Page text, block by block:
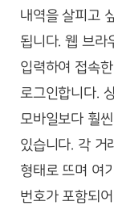
내역을 살피고
됩니다. 웹 브
입력하여 접속
로그인합니다.
모바일보다 훨
있습니다. 각 거
형태로 뜨며 여
번호가 포함되